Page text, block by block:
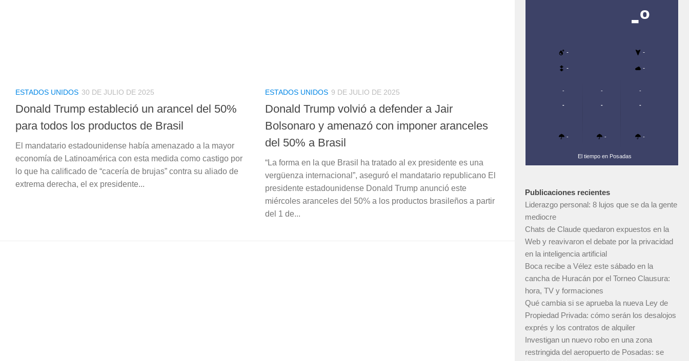
ESTADOS UNIDOS 30 DE JULIO DE 2025
Donald Trump estableció un arancel del 50%
para todos los productos de Brasil
El mandatario estadounidense había amenazado a la mayor
economía de Latinoamérica con esta medida como castigo por
lo que ha calificado de “cacería de brujas” contra su aliado de
extrema derecha, el ex presidente...
ESTADOS UNIDOS 9 DE JULIO DE 2025
Donald Trump volvió a defender a Jair
Bolsonaro y amenazó con imponer aranceles
del 50% a Brasil
“La forma en la que Brasil ha tratado al ex presidente es una
vergüenza internacional”, aseguró el mandatario republicano El
presidente estadounidense Donald Trump anunció este
miércoles aranceles del 50% a los productos brasileños a partir
del 1 de...
-º
- -
- -
-
-
-
-
-
-
-
-
-
El tiempo en Posadas
Publicaciones recientes
Liderazgo personal: 8 lujos que se da la gente
mediocre
Chats de Claude quedaron expuestos en la
Web y reavivaron el debate por la privacidad
en la inteligencia artificial
Boca recibe a Vélez este sábado en la
cancha de Huracán por el Torneo Clausura:
hora, TV y formaciones
Qué cambia si se aprueba la nueva Ley de
Propiedad Privada: cómo serán los desalojos
exprés y los contratos de alquiler
Investigan un nuevo robo en una zona
restringida del aeropuerto de Posadas: se